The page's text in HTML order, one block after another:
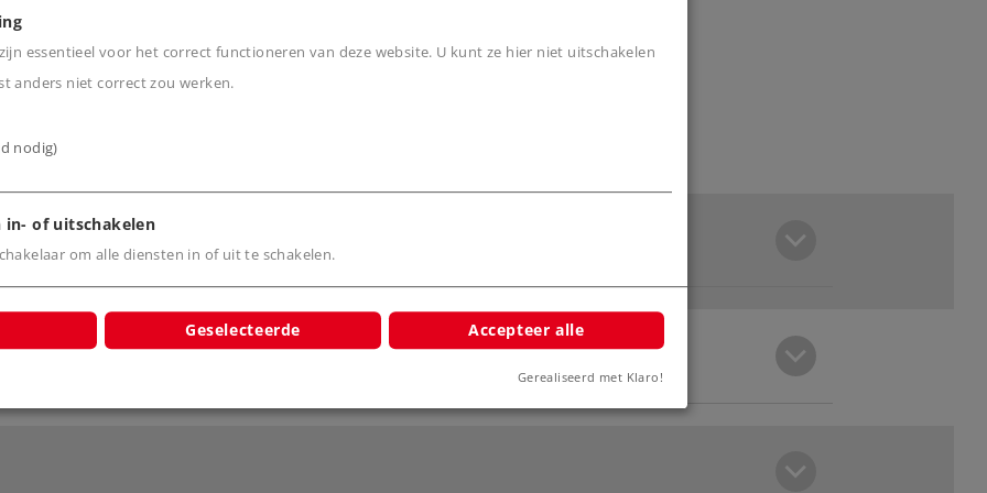
gelijkstroom,
essentieel voor het correct functioneren van deze website. U kunt ze hier niet uitschakelen
anders niet correct zou werken.
nodig)
in- of uitschakelen
om alle diensten in of uit te schakelen.
Geselecteerde Accepteer alle
Gerealiseerd met Klaro!